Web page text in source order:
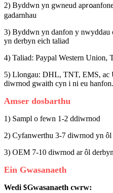
2) Byddwn yn gwneud apro
gadarnhau
3) Byddwn yn danfon y nwyddau
yn derbyn eich taliad
4) Taliad: Paypal Western Union,
5) Llongau: DHL, TNT, EMS, ac
diwrnod gwaith cyn i ni eu hanfon.
Amser dosbarthu
1) Sampl o fewn 1-2 ddiwrnod
2) Cyfanwerthu 3-7 diwrnod yn
3) OEM 7-10 diwrnod ar ôl
Ein Gwasanaeth
Wedi SGwasanaeth cwrw: